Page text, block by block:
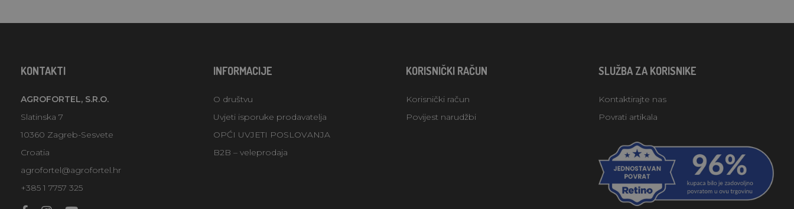
KONTAKTI
AGROFORTEL, S.R.O.
Slatinska 7
10360 Zagreb-Sesvete
Croatia
agrofortel@agrofortel.hr
+385 1 7757 325
INFORMACIJE
O društvu
Uvjeti isporuke prodavatelja
OPĆI UVJETI POSLOVANJA
B2B – veleprodaja
KORISNIČKI RAČUN
Korisnički račun
Povijest narudžbi
SLUŽBA ZA KORISNIKE
Kontaktirajte nas
Povrati artikala